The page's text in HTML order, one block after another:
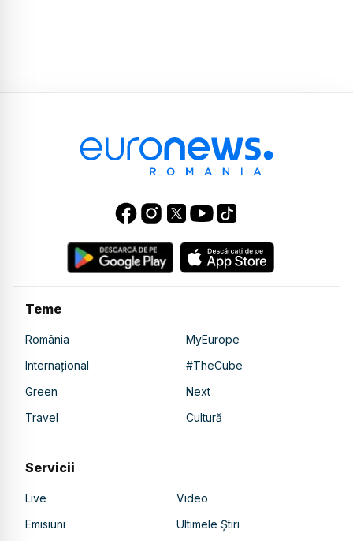
Teme
România
MyEurope
Internațional
#TheCube
Green
Next
Travel
Cultură
Servicii
Live
Video
Emisiuni
Ultimele Știri